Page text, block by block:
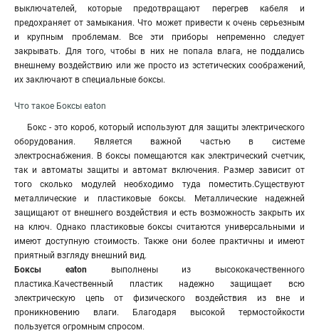
выключателей, которые предотвращают перегрев кабеля и
предохраняет от замыкания. Что может привести к очень серьезным
и крупным проблемам. Все эти приборы непременно следует
закрывать. Для того, чтобы в них не попала влага, не поддались
внешнему воздействию или же просто из эстетических соображений,
их заключают в специальные боксы.
Что такое Боксы eaton
Бокс - это короб, который используют для защиты электрического
оборудования. Является важной частью в системе
электроснабжения. В боксы помещаются как электрический счетчик,
так и автоматы защиты и автомат включения. Размер зависит от
того сколько модулей необходимо туда поместить.Существуют
металлические и пластиковые боксы. Металлические надежней
защищают от внешнего воздействия и есть возможность закрыть их
на ключ. Однако пластиковые боксы считаются универсальными и
имеют доступную стоимость. Также они более практичны и имеют
приятный взгляду внешний вид.
Боксы eaton выполнены из высококачественного
пластика. Качественный пластик надежно защищает всю
электрическую цепь от физического воздействия из вне и
проникновению влаги. Благодаря высокой термостойкости
пользуется огромным спросом.